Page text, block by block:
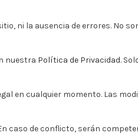
ni la ausencia de errores. No
nuestra Política de Privacidad.
en cualquier momento. Las
caso de conflicto, serán